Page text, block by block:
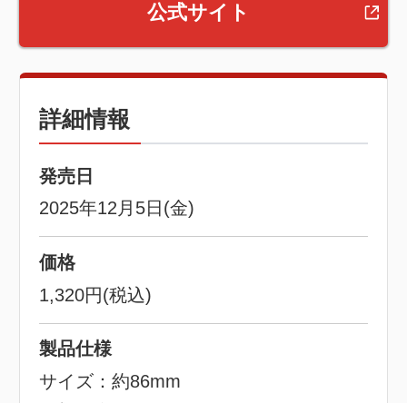
公式サイト
詳細情報
発売日
2025年12月5日(金)
価格
1,320円(税込)
製品仕様
サイズ：約86mm